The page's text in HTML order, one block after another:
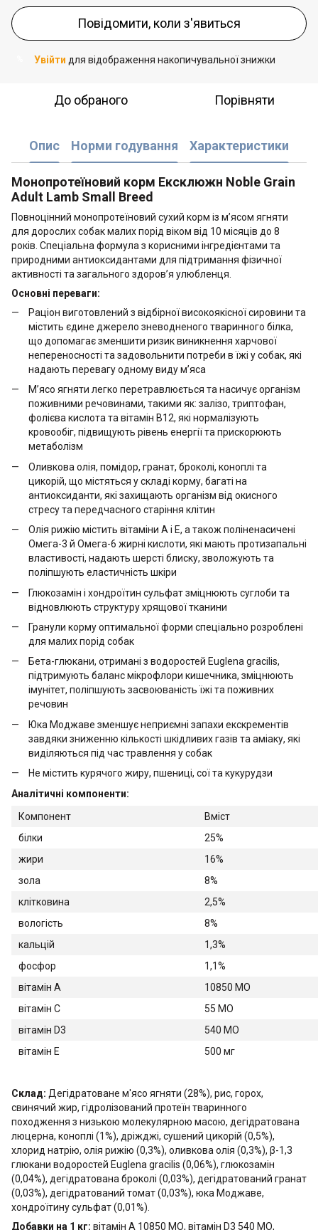
Повідомити, коли з'явиться
Увійти для відображення накопичувальної знижки
До обраного Порівняти
Опис Норми годування Характеристики
Монопротеїновий корм Ексклюжн Noble Grain
Adult Lamb Small Breed
Повноцінний монопротеїновий сухий корм із м’ясом ягняти
для дорослих собак малих порід віком від 10 місяців до 8
років. Спеціальна формула з корисними інгредієнтами та
природними антиоксидантами для підтримання фізичної
активності та загального здоров’я улюбленця.
Основні переваги:
Раціон виготовлений з відбірної високоякісної сировини та
містить єдине джерело зневодненого тваринного білка,
що допомагає зменшити ризик виникнення харчової
непереносності та задовольнити потреби в їжі у собак, які
надають перевагу одному виду м’яса
М’ясо ягняти легко перетравлюється та насичує організм
поживними речовинами, такими як: залізо, триптофан,
фолієва кислота та вітамін В12, які нормалізують
кровообіг, підвищують рівень енергії та прискорюють
метаболізм
Оливкова олія, помідор, гранат, броколі, коноплі та
цикорій, що містяться у складі корму, багаті на
антиоксиданти, які захищають організм від окисного
стресу та передчасного старіння клітин
Олія рижію містить вітаміни А і Е, а також поліненасичені
Омега-3 й Омега-6 жирні кислоти, які мають протизапальні
властивості, надають шерсті блиску, зволожують та
поліпшують еластичність шкіри
Глюкозамін і хондроїтин сульфат зміцнюють суглоби та
відновлюють структуру хрящової тканини
Гранули корму оптимальної форми спеціально розроблені
для малих порід собак
Бета-глюкани, отримані з водоростей Euglena gracilis,
підтримують баланс мікрофлори кишечника, зміцнюють
імунітет, поліпшують засвоюваність їжі та поживних
речовин
Юка Моджаве зменшує неприємні запахи екскрементів
завдяки зниженню кількості шкідливих газів та аміаку, які
виділяються під час травлення у собак
Не містить курячого жиру, пшениці, сої та кукурудзи
Аналітичні компоненти:
Компонент
Вміст
білки
25%
жири
16%
зола
8%
клітковина
2,5%
вологість
8%
кальцій
1,3%
фосфор
1,1%
вітамін A
10850 МО
вітамін C
55 МО
вітамін D3
540 МО
вітамін E
500 мг
Склад: Дегідратоване м'ясо ягняти (28%), рис, горох,
свинячий жир, гідролізований протеїн тваринного
походження з низькою молекулярною масою, дегідратована
люцерна, коноплі (1%), дріжджі, сушений цикорій (0,5%),
хлорид натрію, олія рижію (0,3%), оливкова олія (0,3%), β-1,3
глюкани водоростей Euglena gracilis (0,06%), глюкозамін
(0,04%), дегідратована броколі (0,03%), дегідратований гранат
(0,03%), дегідратований томат (0,03%), юка Моджаве,
хондроїтину сульфат (0,01%).
Добавки на 1 кг: вітамін А 10850 МО, вітамін D3 540 МО,